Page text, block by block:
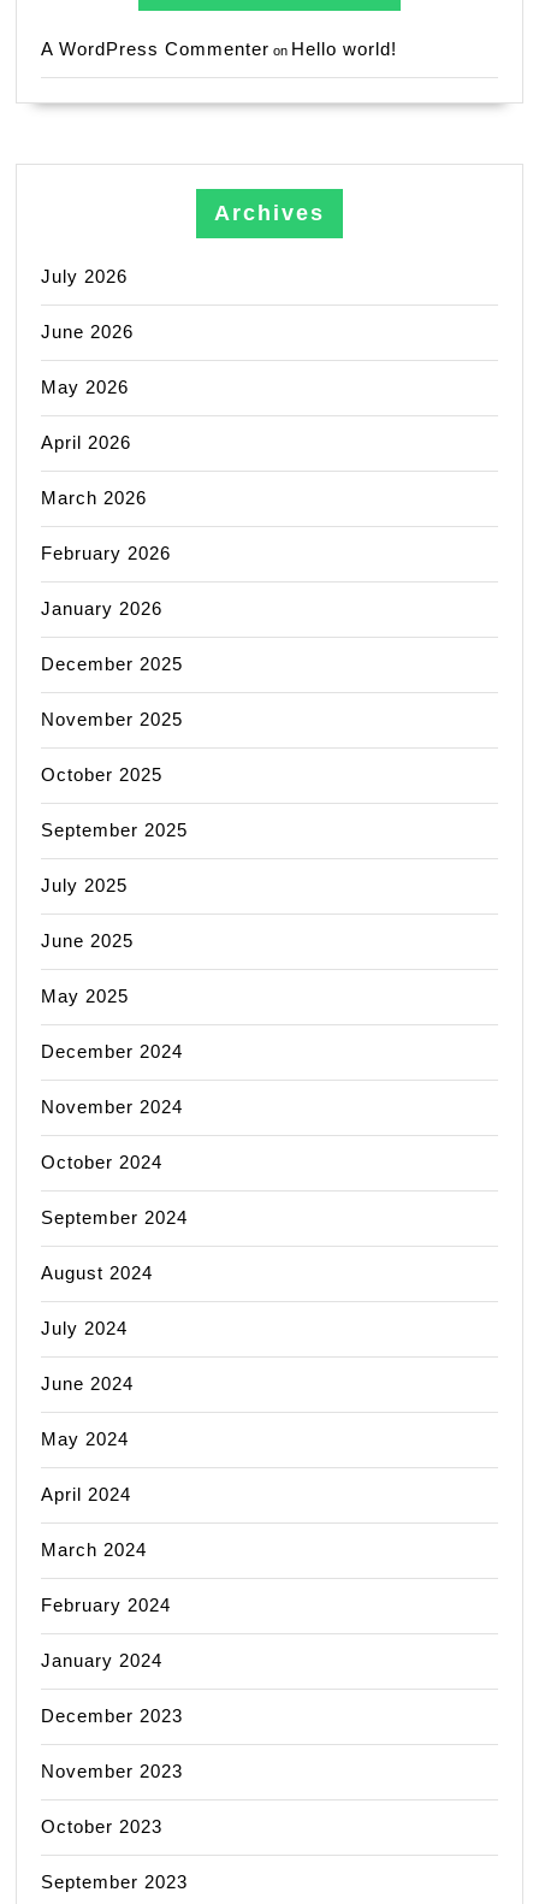
A WordPress Commenter on Hello world!
Archives
July 2026
June 2026
May 2026
April 2026
March 2026
February 2026
January 2026
December 2025
November 2025
October 2025
September 2025
July 2025
June 2025
May 2025
December 2024
November 2024
October 2024
September 2024
August 2024
July 2024
June 2024
May 2024
April 2024
March 2024
February 2024
January 2024
December 2023
November 2023
October 2023
September 2023